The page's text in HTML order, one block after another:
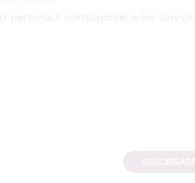
personas): corresponde a los